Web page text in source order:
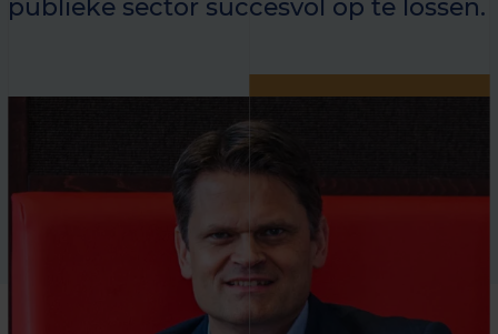
publieke sector succesvol op te lossen.